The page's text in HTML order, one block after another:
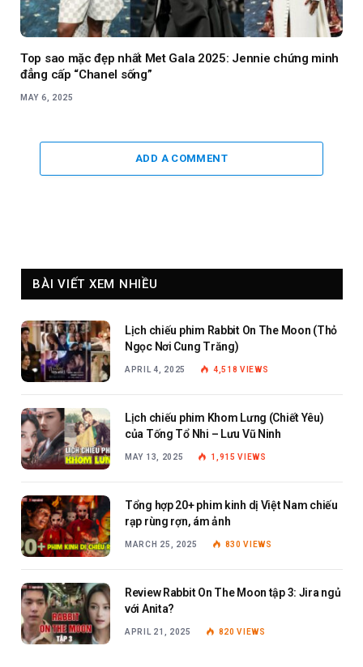
Top sao mặc đẹp nhất Met Gala 2025: Jennie chứng minh
đẳng cấp “Chanel sống”
MAY 6, 2025
ADD A COMMENT
BÀI VIẾT XEM NHIỀU
Lịch chiếu phim Rabbit On The Moon (Thỏ
Ngọc Nơi Cung Trăng)
APRIL 4, 2025 4,518VIEWS
Lịch chiếu phim Khom Lưng (Chiết Yêu)
của Tống Tổ Nhi – Lưu Vũ Ninh
MAY 13, 2025 1,915VIEWS
Tổng hợp 20+ phim kinh dị Việt Nam chiếu
rạp rùng rợn, ám ảnh
MARCH 25, 2025 830VIEWS
Review Rabbit On The Moon tập 3: Jira ngủ
với Anita?
APRIL 21, 2025 820VIEWS